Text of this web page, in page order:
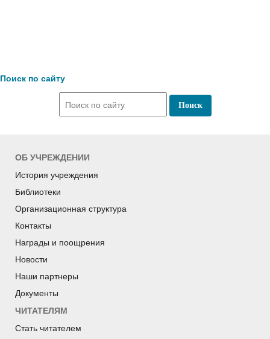
Поиск по сайту
ОБ УЧРЕЖДЕНИИ
История учреждения
Библиотеки
Организационная структура
Контакты
Награды и поощрения
Новости
Наши партнеры
Документы
ЧИТАТЕЛЯМ
Стать читателем